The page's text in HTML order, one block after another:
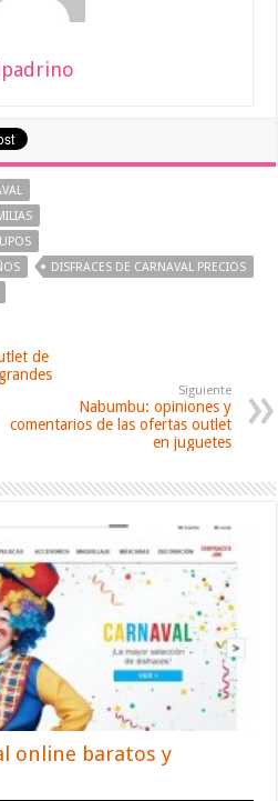
DISFRACES DE CARNAVAL PRECIOS
de
Siguiente
Nabumbu: opiniones y
comentarios de las ofertas outlet
en juguetes
online baratos y